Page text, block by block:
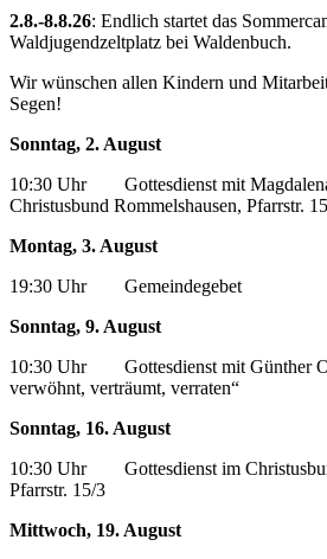
2.8.-8.8.26: Endlich startet das
Waldjugendzeltplatz bei Waldenbuch.
Wir wünschen allen Kindern und
Segen!
Sonntag, 2. August
10:30 Uhr Gottesdienst mit
Christusbund Rommelshausen, Pfarrstr.
Montag, 3. August
19:30 Uhr Gemeindegebet
Sonntag, 9. August
10:30 Uhr Gottesdienst mit Günther
verwöhnt, verträumt, verraten“
Sonntag, 16. August
10:30 Uhr Gottesdienst im
Pfarrstr. 15/3
Mittwoch, 19. August